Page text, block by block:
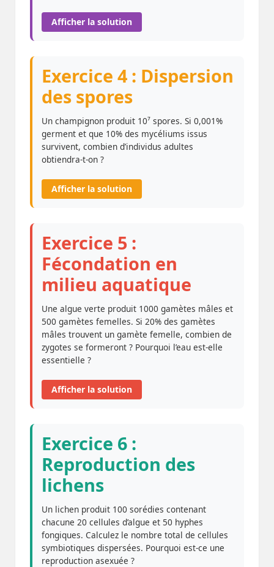
Afficher la solution
Exercice 4 : Dispersion
des spores
Un champignon produit 10⁷ spores. Si 0,001%
germent et que 10% des mycéliums issus
survivent, combien d’individus adultes
obtiendra-t-on ?
Afficher la solution
Exercice 5 :
Fécondation en
milieu aquatique
Une algue verte produit 1000 gamètes mâles et
500 gamètes femelles. Si 20% des gamètes
mâles trouvent un gamète femelle, combien de
zygotes se formeront ? Pourquoi l’eau est-elle
essentielle ?
Afficher la solution
Exercice 6 :
Reproduction des
lichens
Un lichen produit 100 sorédies contenant
chacune 20 cellules d’algue et 50 hyphes
fongiques. Calculez le nombre total de cellules
symbiotiques dispersées. Pourquoi est-ce une
reproduction asexuée ?